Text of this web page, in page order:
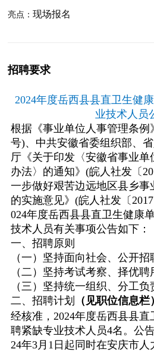
亮点：现场报名
招聘要求
2024年度岳西县县直卫生健
业技术人员
根据《事业单位人事管理条例
号)、中共安徽省委组织部、
厅《关于印发〈安徽省事业
办法〉的通知》(皖人社发〔
一步做好艰苦边远地区县乡
的实施意见》(皖人社发〔2017
024年度岳西县县直卫生健康
技术人员有关事项公告如下：
一、招聘原则
（一）坚持面向社会、公开招
（二）坚持考试考察、择优聘
（三）坚持统一组织、分工负
二、招聘计划
（见职位信息栏
经核准，2024年度岳西县县直
聘紧缺专业技术人员4名。公
24年3月 1 日起同时在安庆市